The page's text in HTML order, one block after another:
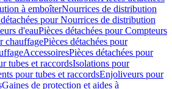
à emboîterNourrices de distribution
pour Nourrices de distribution
d'eauPièces détachées pour Compteurs
chauffagePièces détachées pour
AccessoiresPièces détachées pour
tubes et raccordsIsolations pour
pour tubes et raccordsEnjoliveurs pour
Gaines de protection et aides à